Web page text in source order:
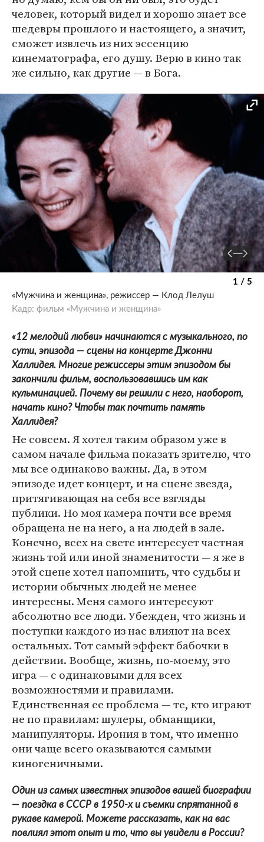
человек, который видел и хорошо знает все
шедевры прошлого и настоящего, а значит,
сможет извлечь из них эссенцию
кинематографа, его душу. Верю в кино так
же сильно, как другие — в Бога.
1 / 5
«Мужчина и женщина», режиссер — Клод Лелуш
Кадр: фильм «Мужчина и женщина»
«12 мелодий любви» начинаются с музыкального, по
сути, эпизода — сцены на концерте Джонни
Халлидея. Многие режиссеры этим эпизодом бы
закончили фильм, воспользовавшись им как
кульминацией. Почему вы решили с него, наоборот,
начать кино? Чтобы так почтить память
Халлидея?
Не совсем. Я хотел таким образом уже в
самом начале фильма показать зрителю, что
мы все одинаково важны. Да, в этом
эпизоде идет концерт, и на сцене звезда,
притягивающая на себя все взгляды
публики. Но моя камера почти все время
обращена не на него, а на людей в зале.
Конечно, всех на свете интересует частная
жизнь той или иной знаменитости — я же в
этой сцене хотел напомнить, что судьбы и
истории обычных людей не менее
интересны. Меня самого интересуют
абсолютно все люди. Убежден, что жизнь и
поступки каждого из нас влияют на всех
остальных. Тот самый эффект бабочки в
действии. Вообще, жизнь, по-моему, это
игра — с одинаковыми для всех
возможностями и правилами.
Единственная ее проблема — те, кто играют
не по правилам: шулеры, обманщики,
манипуляторы. Ирония в том, что именно
они чаще всего оказываются самыми
киногеничными.
Один из самых известных эпизодов вашей биографии
— поездка в СССР в 1950-х и съемки спрятанной в
рукаве камерой. Можете рассказать, как на вас
повлиял этот опыт и то, что вы увидели в России?